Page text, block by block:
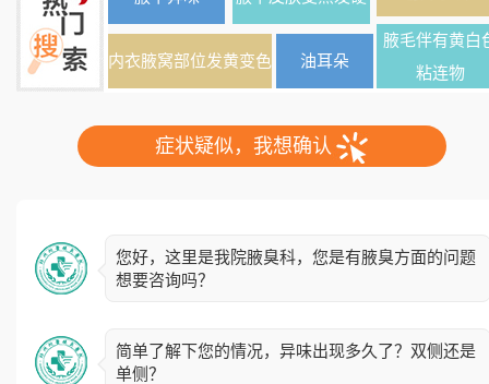
内衣腋窝部位发黄变色 油耳朵
腋毛伴有黄白
粘连物
症状疑似，我想确认
您好，这里是我院腋臭科，您是有腋臭方面的问题
想要咨询吗？
简单了解下您的情况，异味出现多久了？双侧还是
单侧？